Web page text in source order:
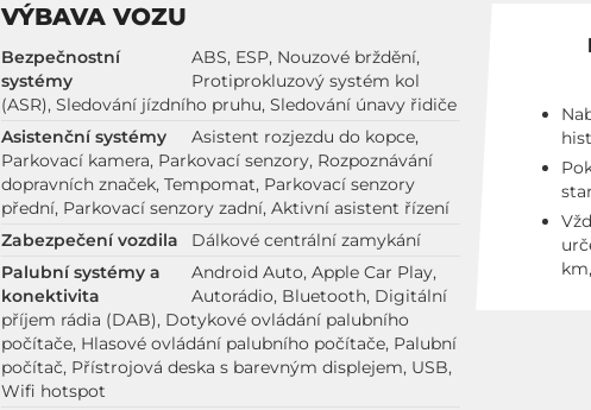
VÝBAVA VOZU
Bezpečnostní
systémy
ABS, ESP, Nouzové brždění,
Protiprokluzový systém kol
(ASR), Sledování jízdního pruhu, Sledování únavy řidiče
Asistenční systémy
Asistent rozjezdu do kopce,
Parkovací kamera, Parkovací senzory, Rozpoznávání
dopravních značek, Tempomat, Parkovací senzory
přední, Parkovací senzory zadní, Aktivní asistent řízení
Zabezpečení vozdila
Dálkové centrální zamykání
Palubní systémy a
konektivita
Android Auto, Apple Car Play,
Autorádio, Bluetooth, Digitální
příjem rádia (DAB), Dotykové ovládání palubního
počítače, Hlasové ovládání palubního počítače, Palubní
počítač, Přístrojová deska s barevným displejem, USB,
Wifi hotspot